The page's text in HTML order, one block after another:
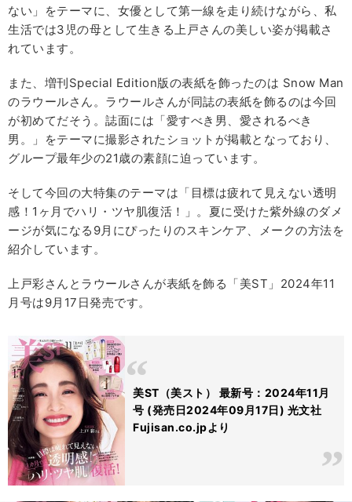
ない」をテーマに、女優として第一線を走り続けながら、私
生活では3児の母として生きる上戸さんの美しい姿が掲載さ
れています。
また、増刊Special Edition版の表紙を飾ったのは Snow Man
のラウールさん。ラウールさんが同誌の表紙を飾るのは今回
が初めてだそう。誌面には「愛すべき男、愛されるべき
男。」をテーマに撮影されたショットが掲載となっており、
グループ最年少の21歳の素顔に迫っています。
そして今回の大特集のテーマは「目標は疲れて見えない透明
感！1ヶ月でハリ・ツヤ肌復活！」。夏に受けた紫外線のダメ
ージが気になる9月にぴったりのスキンケア、メークの方法を
紹介しています。
上戸彩さんとラウールさんが表紙を飾る「美ST」2024年11
月号は9月17日発売です。
美ST（美スト） 最新号：2024年11月
号 (発売日2024年09月17日) 光文社
Fujisan.co.jpより